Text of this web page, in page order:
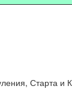
Старта и